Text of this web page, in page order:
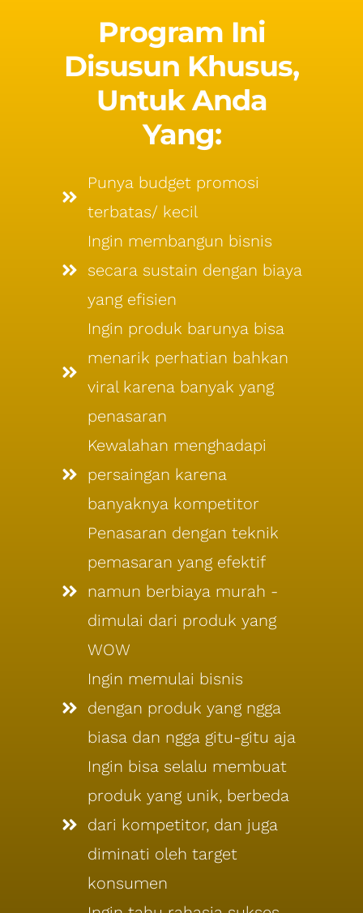
Program Ini
Disusun Khusus,
Untuk Anda
Yang:
Punya budget promosi
terbatas/ kecil
Ingin membangun bisnis
secara sustain dengan biaya
yang efisien
Ingin produk barunya bisa
menarik perhatian bahkan
viral karena banyak yang
penasaran
Kewalahan menghadapi
persaingan karena
banyaknya kompetitor
Penasaran dengan teknik
pemasaran yang efektif
namun berbiaya murah -
dimulai dari produk yang
WOW
Ingin memulai bisnis
dengan produk yang ngga
biasa dan ngga gitu-gitu aja
Ingin bisa selalu membuat
produk yang unik, berbeda
dari kompetitor, dan juga
diminati oleh target
konsumen